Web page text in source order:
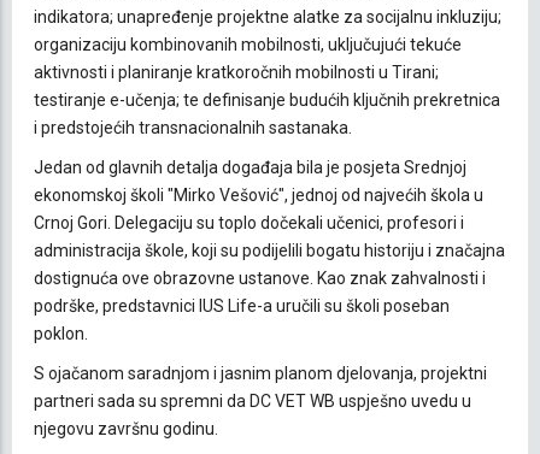
indikatora; unapređenje projektne alatke za socijalnu inkluziju;
organizaciju kombinovanih mobilnosti, uključujući tekuće
aktivnosti i planiranje kratkoročnih mobilnosti u Tirani;
testiranje e-učenja; te definisanje budućih ključnih prekretnica
i predstojećih transnacionalnih sastanaka.
Jedan od glavnih detalja događaja bila je posjeta Srednjoj
ekonomskoj školi "Mirko Vešović", jednoj od najvećih škola u
Crnoj Gori. Delegaciju su toplo dočekali učenici, profesori i
administracija škole, koji su podijelili bogatu historiju i značajna
dostignuća ove obrazovne ustanove. Kao znak zahvalnosti i
podrške, predstavnici IUS Life-a uručili su školi poseban
poklon.
S ojačanom saradnjom i jasnim planom djelovanja, projektni
partneri sada su spremni da DC VET WB uspješno uvedu u
njegovu završnu godinu.